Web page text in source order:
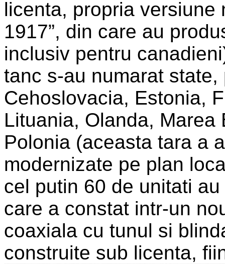
licenta, propria versiune
1917”, din care au
inclusiv pentru
tanc s-au numarat
Cehoslovacia, Estonia,
Lituania, Olanda,
Polonia (aceasta tara a
modernizate pe plan
cel putin 60 de unitati
care a constat intr-un
coaxiala cu tunul si
construite sub licenta,